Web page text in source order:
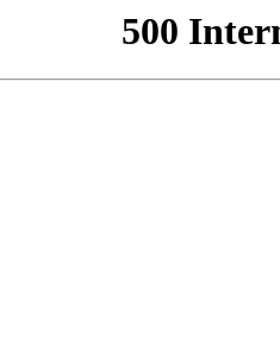
500